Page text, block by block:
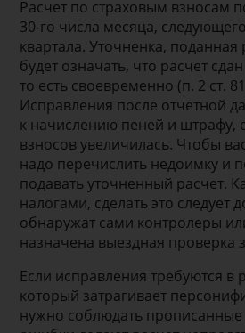
Расчет по страховым взносам
30-го числа месяца,
квартала. Уточненка,
будет означать, что расчет
то есть своевременно (п. 2 ст.
Исправления после отчетной
к начислению пеней и штрафу,
взносов увеличилась. Чтобы
надо перечислить недоимку и
подавать уточненный расчет.
налогами, сделать это следует
обнаружат сами контролеры
назначена выездная проверка
Если исправления требуются в
который затрагивает
нужно соблюдать прописанные